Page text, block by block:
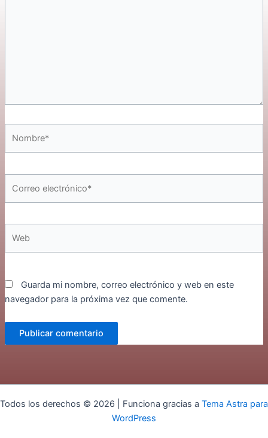
electrónico*
Guarda mi nombre, correo electrónico y web en este
navegador para la próxima vez que comente.
Todos los derechos © 2026 | Funciona gracias a Tema Astra para
WordPress